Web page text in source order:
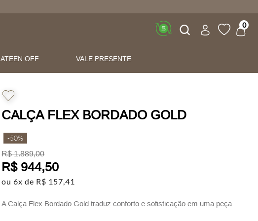
Buscar 0
ATEEN OFF VALE PRESENTE
CALÇA FLEX BORDADO GOLD
-50%
R$ 1.889,00
R$ 944,50
ou6x de R$ 157,41
A Calça Flex Bordado Gold traduz conforto e sofisticação em uma peça